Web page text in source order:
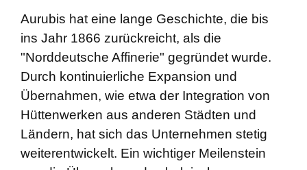
Aurubis hat eine lange Geschichte, die bis
ins Jahr 1866 zurückreicht, als die
"Norddeutsche Affinerie" gegründet wurde.
Durch kontinuierliche Expansion und
Übernahmen, wie etwa der Integration von
Hüttenwerken aus anderen Städten und
Ländern, hat sich das Unternehmen stetig
weiterentwickelt. Ein wichtiger Meilenstein